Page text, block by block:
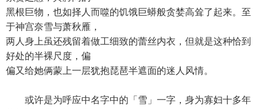
黑根巨物，也如择人而噬的饥饿巨蟒般贪婪高耸了起来。至
于神宫奈雪与萧秋雁，
两人身上虽还残留着做工细致的蕾丝内衣，但就是这种恰到
好处的半裸尺度，偏
偏又给她俩蒙上一层犹抱琵琶半遮面的迷人风情。
或许是为呼应中名字中的「雪」一字，身为寡妇十多年